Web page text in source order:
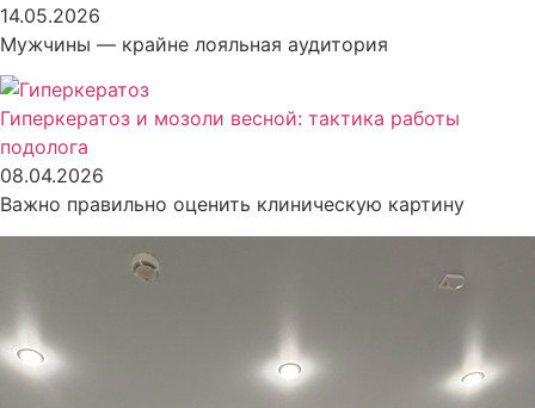
14.05.2026
Мужчины — крайне лояльная аудитория
Гиперкератоз и мозоли весной: тактика работы
подолога
08.04.2026
Важно правильно оценить клиническую картину